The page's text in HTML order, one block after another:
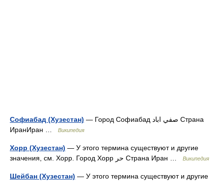
Софиабад (Хузестан) — Город Софиабад صفي اباد Страна
ИранИран …
Википедия
Хорр (Хузестан) — У этого термина существуют и другие
значения, см. Хорр. Город Хорр حر Страна Иран …
Википедия
Шейбан (Хузестан) — У этого термина существуют и другие